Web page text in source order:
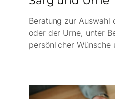
Beratung zur Auswahl
oder der Urne, unter
persönlicher Wünsche